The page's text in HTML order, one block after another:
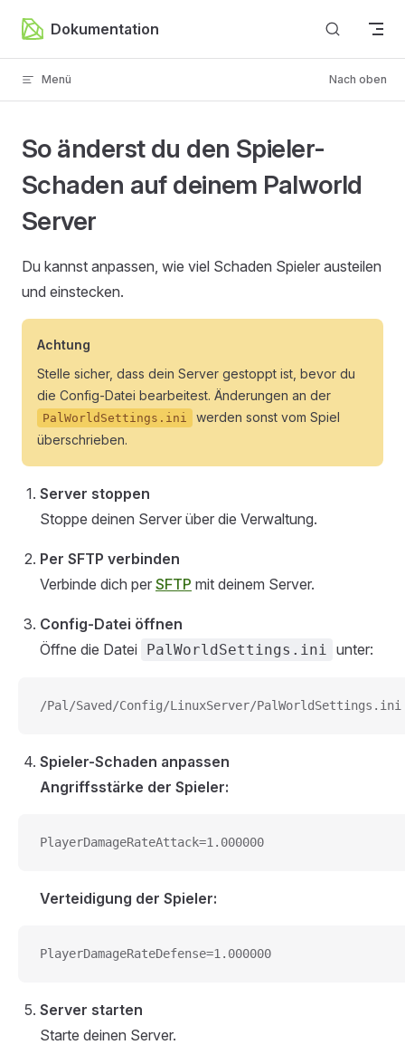
Zum Inhalt springen
Dokumentation
Menü Nach oben
So änderst du den Spieler-
Schaden auf deinem Palworld
Server
Du kannst anpassen, wie viel Schaden Spieler austeilen
und einstecken.
Achtung
Stelle sicher, dass dein Server gestoppt ist, bevor du
die Config-Datei bearbeitest. Änderungen an der
PalWorldSettings.ini
werden sonst vom Spiel
überschrieben.
Server stoppen
Stoppe deinen Server über die Verwaltung.
Per SFTP verbinden
Verbinde dich per SFTP mit deinem Server.
Config-Datei öffnen
Öffne die Datei
PalWorldSettings.ini unter:
/Pal/Saved/Config/LinuxServer/PalWorldSettings.ini
Spieler-Schaden anpassen
Angriffsstärke der Spieler:
PlayerDamageRateAttack=1.000000
Verteidigung der Spieler:
PlayerDamageRateDefense=1.000000
Server starten
Starte deinen Server.